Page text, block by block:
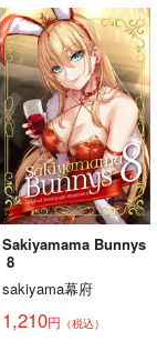
戦艦の砲台 ～海から
陸へ！レーザー測量で
蘇る巨大地下空間・壱
岐要塞の全貌
さざなみ壊変
1,320円（税込）
ミリタリー
赤城
加賀
サンプル
カート
Sakiyamama Bunnys
8
sakiyama幕府
1,210円 （税込）